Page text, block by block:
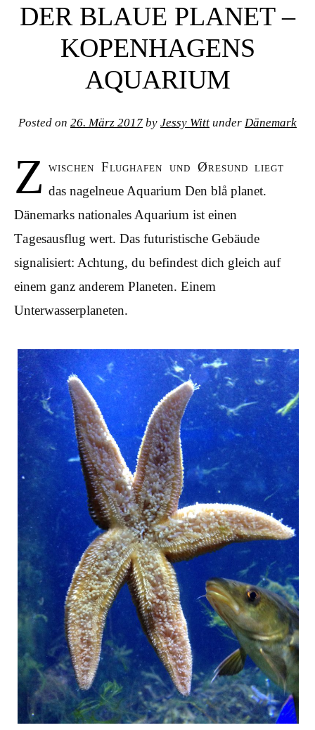
DER BLAUE PLANET –
KOPENHAGENS
AQUARIUM
Posted on 26. März 2017 by Jessy Witt under Dänemark
Z wischen Flughafen und Øresund liegt
das nagelneue Aquarium Den blå planet.
Dänemarks nationales Aquarium ist einen
Tagesausflug wert. Das futuristische Gebäude
signalisiert: Achtung, du befindest dich gleich auf
einem ganz anderem Planeten. Einem
Unterwasserplaneten.